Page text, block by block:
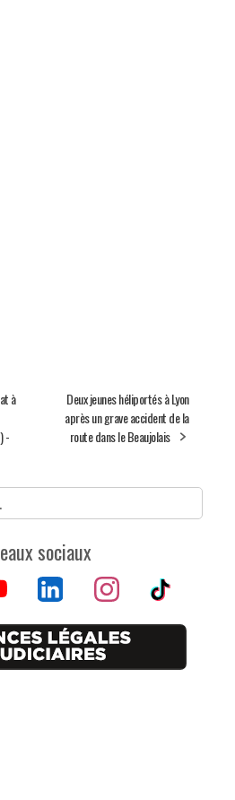
à
-
Deux jeunes héliportés à Lyon
après un grave accident de la
route dans le Beaujolais
sociaux